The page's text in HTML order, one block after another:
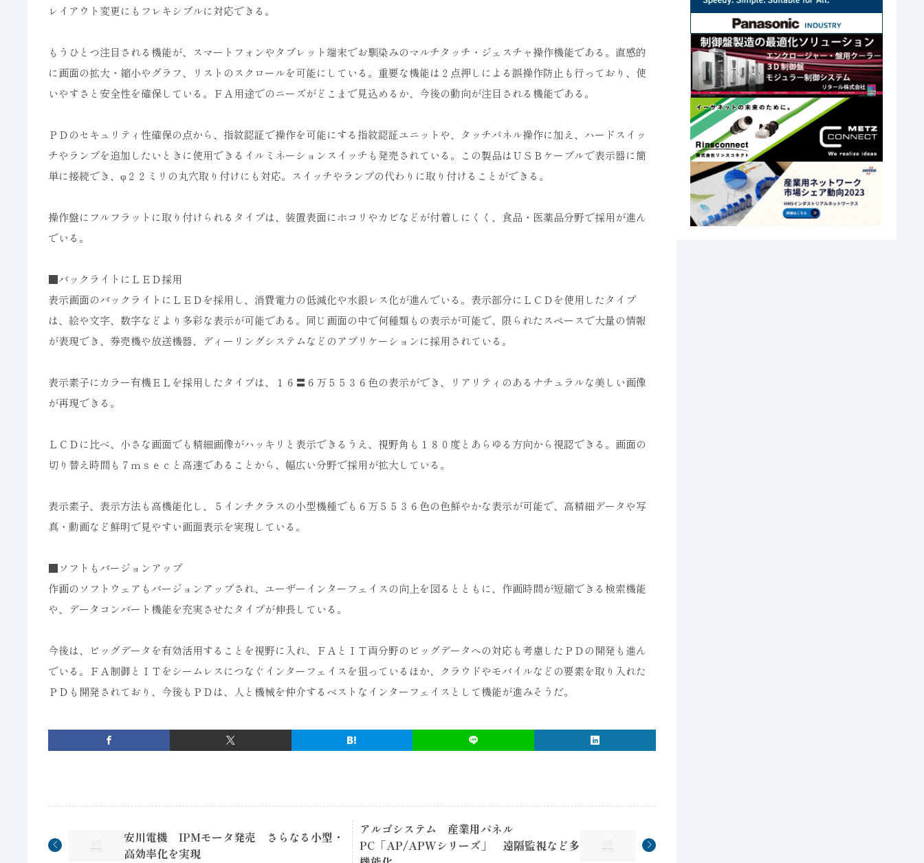
レイアウト変更にもフレキシブルに対応できる。
もうひとつ注目される機能が、スマートフォンやタブレット端末でお馴染みのマルチタッチ・ジェスチャ操作機能である。直感的
に画面の拡大・縮小やグラフ、リストのスクロールを可能にしている。重要な機能は２点押しによる誤操作防止も行っており、使
いやすさと安全性を確保している。ＦＡ用途でのニーズがどこまで見込めるか、今後の動向が注目される機能である。
ＰＤのセキュリティ性確保の点から、指紋認証で操作を可能にする指紋認証ユニットや、タッチパネル操作に加え、ハードスイッ
チやランプを追加したいときに使用できるイルミネーションスイッチも発売されている。この製品はＵＳＢケーブルで表示器に簡
単に接続でき、φ２２ミリの丸穴取り付けにも対応。スイッチやランプの代わりに取り付けることができる。
操作盤にフルフラットに取り付けられるタイプは、装置表面にホコリやカビなどが付着しにくく、食品・医薬品分野で採用が進ん
でいる。
■バックライトにＬＥＤ採用
表示画面のバックライトにＬＥＤを採用し、消費電力の低減化や水銀レス化が進んでいる。表示部分にＬＣＤを使用したタイプ
は、絵や文字、数字などより多彩な表示が可能である。同じ画面の中で何種類もの表示が可能で、限られたスペースで大量の情報
が表現でき、券売機や放送機器、ディーリングシステムなどのアプリケーションに採用されている。
表示素子にカラー有機ＥＬを採用したタイプは、１６〓６万５５３６色の表示ができ、リアリティのあるナチュラルな美しい画像
が再現できる。
ＬＣＤに比べ、小さな画面でも精細画像がハッキリと表示できるうえ、視野角も１８０度とあらゆる方向から視認できる。画面の
切り替え時間も７ｍｓｅｃと高速であることから、幅広い分野で採用が拡大している。
表示素子、表示方法も高機能化し、５インチクラスの小型機種でも６万５５３６色の色鮮やかな表示が可能で、高精細データや写
真・動画など鮮明で見やすい画面表示を実現している。
■ソフトもバージョンアップ
作画のソフトウェアもバージョンアップされ、ユーザーインターフェイスの向上を図るとともに、作画時間が短縮できる検索機能
や、データコンバート機能を充実させたタイプが伸長している。
今後は、ビッグデータを有効活用することを視野に入れ、ＦＡとＩＴ両分野のビッグデータへの対応も考慮したＰＤの開発も進ん
でいる。ＦＡ制御とＩＴをシームレスにつなぐインターフェイスを狙っているほか、クラウドやモバイルなどの要素を取り入れた
ＰＤも開発されており、今後もＰＤは、人と機械を仲介するベストなインターフェイスとして機能が進みそうだ。
安川電機 IPMモータ発売 さらなる小型・
高効率化を実現
アルゴシステム 産業用パネル
PC「AP/APWシリーズ」 遠隔監視など多